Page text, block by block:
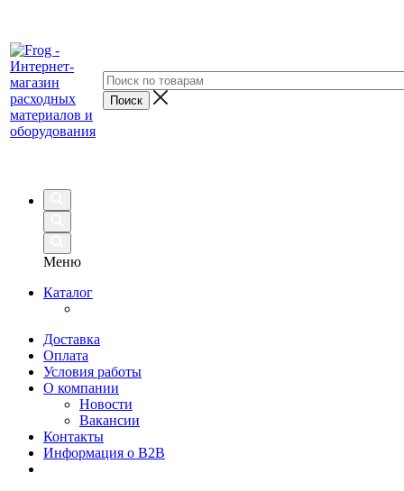
Меню
Каталог
Доставка
Оплата
Условия работы
О компании
Новости
Вакансии
Контакты
Информация о B2B